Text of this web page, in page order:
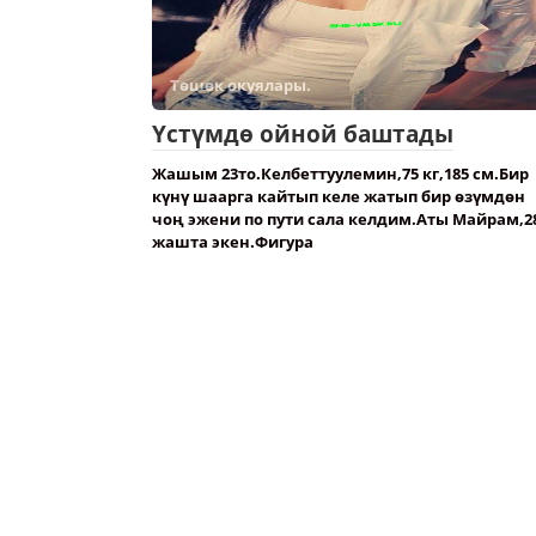
Төшөк окуялары.
Үстүмдө ойной баштады
Жашым 23то.Келбеттуулемин,75 кг,185 см.Бир
күнү шаарга кайтып келе жатып бир өзүмдөн
чоң эжени по пути сала келдим.Аты
жашта экен.Фигура